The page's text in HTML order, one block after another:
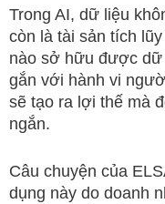
Trong AI, dữ liệu
còn là tài sản tích
nào sở hữu được dữ
gắn với hành vi
sẽ tạo ra lợi thế mà
ngắn.
Câu chuyện của
dụng này do doanh